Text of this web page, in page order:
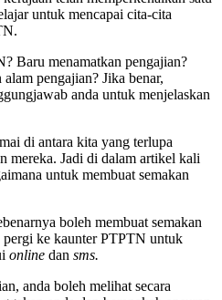
untuk mencapai cita-cita
Baru menamatkan pengajian?
pengajian? Jika benar,
anda untuk menjelaskan
di antara kita yang terlupa
mereka. Jadi di dalam artikel kali
untuk membuat semakan
boleh membuat semakan
ke kaunter PTPTN untuk
online dan sms.
anda boleh melihat secara